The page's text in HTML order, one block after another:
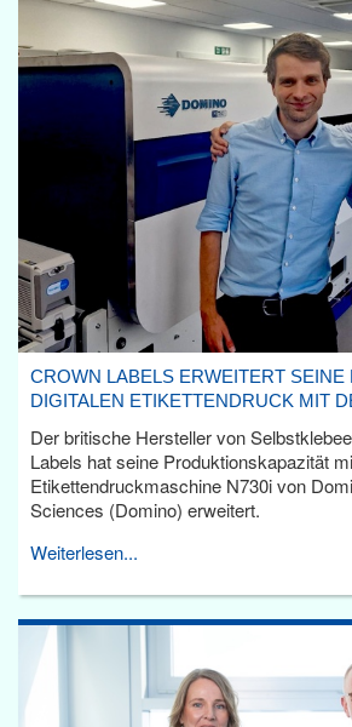
CROWN LABELS ERWEITERT SEINE
DIGITALEN ETIKETTENDRUCK MIT
Der britische Hersteller von
Labels hat seine Produktionskapazität
Etikettendruckmaschine N730i von
Sciences (Domino) erweitert.
Weiterlesen...